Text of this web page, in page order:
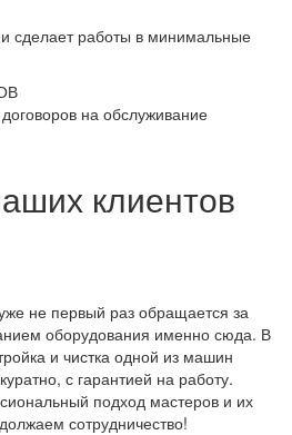
сделает работы в минимальные
на обслуживание
клиентов
не первый раз обращается за
оборудования именно сюда. В
и чистка одной из машин
с гарантией на работу.
подход мастеров и их
сотрудничество!